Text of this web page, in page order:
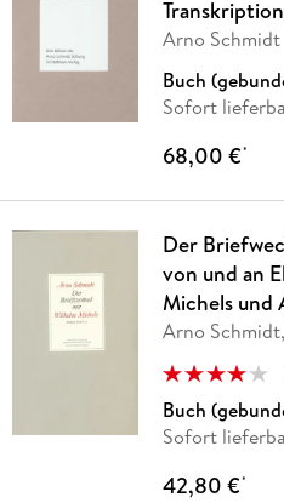
Arno Schmidt
Buch
Sofort
68,00 €*
Der
von und an
Michels und
Arno
Buch
Sofort
42,80 €*